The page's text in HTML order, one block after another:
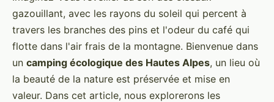
gazouillant, avec les rayons du soleil qui percent à
travers les branches des pins et l'odeur du café qui
flotte dans l'air frais de la montagne. Bienvenue dans
un camping écologique des Hautes Alpes, un lieu où
la beauté de la nature est préservée et mise en
valeur. Dans cet article, nous explorerons les